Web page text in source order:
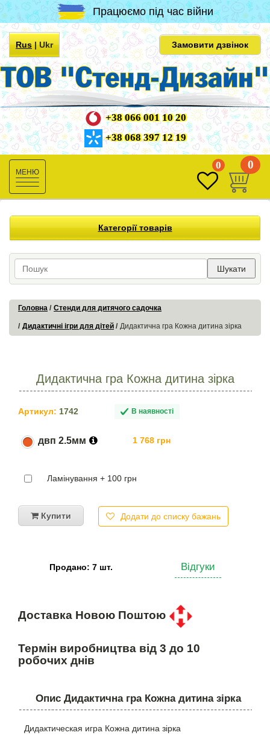
Працюємо під час війни
Rus|Ukr Замовити дзвінок
+38 066 001 10 20
+38 068 397 12 19
Toggle
navigation
0 0
Категорії товарів
Шукати
Головна Стенди для дитячого садочка
Дидактичні ігри для дітей Дидактична гра Кожна дитина зірка
Дидактична гра Кожна дитина зірка
Артикул: 1742 В наявності
двп 2.5мм 1 768 грн
Ламінування + 100 грн
Купити Додати до списку бажань
Продано: 7 шт. Відгуки
Доставка Новою Поштою
Термін виробництва від 3 до 10
робочих днів
Опис Дидактична гра Кожна дитина зірка
Дидактическая игра Кожна дитина зірка